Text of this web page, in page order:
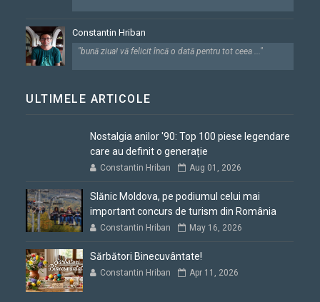
Constantin Hriban
"bună ziua! vă felicit încă o dată pentru tot ceea ..."
ULTIMELE ARTICOLE
Nostalgia anilor '90: Top 100 piese legendare
care au definit o generație
Constantin Hriban Aug 01, 2026
Slănic Moldova, pe podiumul celui mai
important concurs de turism din România
Constantin Hriban May 16, 2026
Sărbători Binecuvântate!
Constantin Hriban Apr 11, 2026